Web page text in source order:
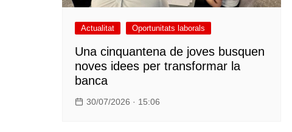
Actualitat Oportunitats laborals
Una cinquantena de joves busquen
noves idees per transformar la
banca
30/07/2026 · 15:06